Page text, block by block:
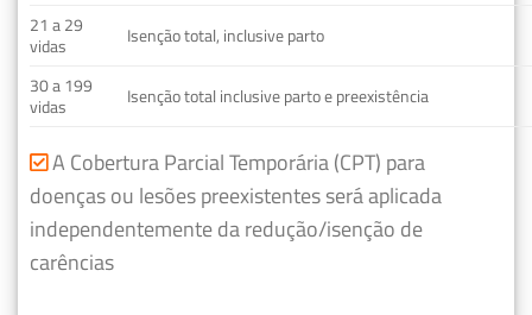
21 a 29
vidas
Isenção total, inclusive parto
30 a 199
vidas
Isenção total inclusive parto e preexistência
A Cobertura Parcial Temporária (CPT) para
doenças ou lesões preexistentes será aplicada
independentemente da redução/isenção de
carências